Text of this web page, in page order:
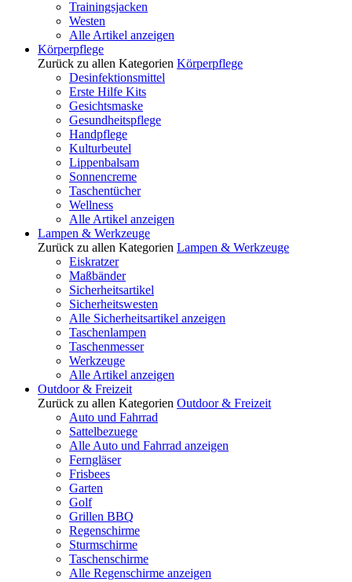
Trainingsjacken
Westen
Alle Artikel anzeigen
Körperpflege
Zurück zu allen Kategorien Körperpflege
Desinfektionsmittel
Erste Hilfe Kits
Gesichtsmaske
Gesundheitspflege
Handpflege
Kulturbeutel
Lippenbalsam
Sonnencreme
Taschentücher
Wellness
Alle Artikel anzeigen
Lampen & Werkzeuge
Zurück zu allen Kategorien Lampen & Werkzeuge
Eiskratzer
Maßbänder
Sicherheitsartikel
Sicherheitswesten
Alle Sicherheitsartikel anzeigen
Taschenlampen
Taschenmesser
Werkzeuge
Alle Artikel anzeigen
Outdoor & Freizeit
Zurück zu allen Kategorien Outdoor & Freizeit
Auto und Fahrrad
Sattelbezuege
Alle Auto und Fahrrad anzeigen
Ferngläser
Frisbees
Garten
Golf
Grillen BBQ
Regenschirme
Sturmschirme
Taschenschirme
Alle Regenschirme anzeigen